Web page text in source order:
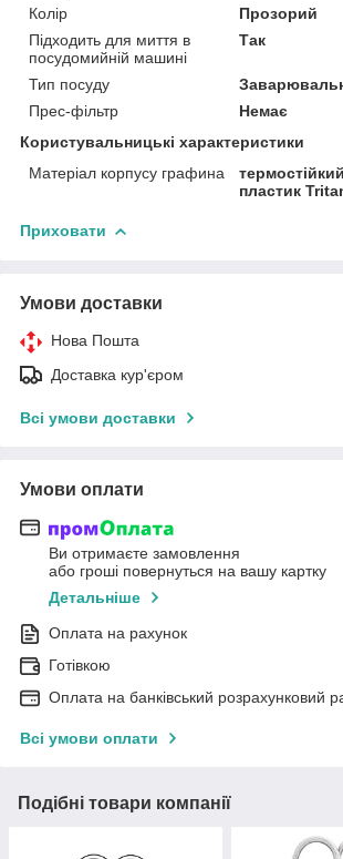
Колір
Прозорий
Підходить для миття в
посудомийній машині
Так
Тип посуду
Прес-фільтр
Немає
Користувальницькі характеристики
Матеріал корпусу графина
пластик
Приховати
Умови доставки
Нова Пошта
Доставка кур'єром
Всі умови доставки
Умови оплати
Ви отримаєте замовлення
або гроші повернуться на вашу картку
Детальніше
Оплата на рахунок
Готівкою
Оплата на банківський розрахунковий
Всі умови оплати
Подібні товари компанії